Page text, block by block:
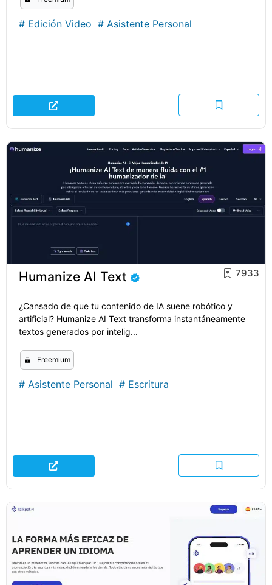
# Edición Video # Asistente Personal
Humanize AI Text 7933
¿Cansado de que tu contenido de IA suene robótico y
artificial? Humanize AI Text transforma instantáneamente
textos generados por intelig...
Freemium
# Asistente Personal # Escritura